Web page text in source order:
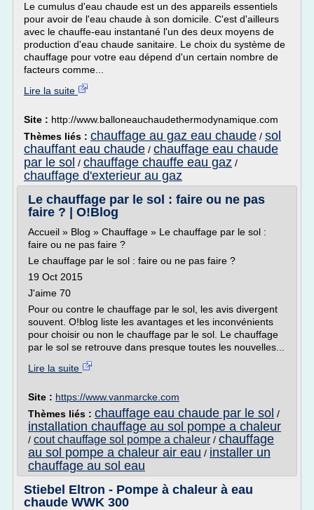
Le cumulus d'eau chaude est un des appareils essentiels
pour avoir de l'eau chaude à son domicile. C'est d'ailleurs
avec le chauffe-eau instantané l'un des deux moyens de
production d'eau chaude sanitaire. Le choix du système de
chauffage pour votre eau dépend d'un certain nombre de
facteurs comme...
Lire la suite
Site : http://www.balloneauchaudethermodynamique.com
Thèmes liés : chauffage au gaz eau chaude / sol
chauffant eau chaude / chauffage eau chaude
par le sol / chauffage chauffe eau gaz /
chauffage d'exterieur au gaz
Le chauffage par le sol : faire ou ne pas
faire ? | O!Blog
Accueil » Blog » Chauffage » Le chauffage par le sol :
faire ou ne pas faire ?
Le chauffage par le sol : faire ou ne pas faire ?
19 Oct 2015
J'aime 70
Pour ou contre le chauffage par le sol, les avis divergent
souvent. O!blog liste les avantages et les inconvénients
pour choisir ou non le chauffage par le sol. Le chauffage
par le sol se retrouve dans presque toutes les nouvelles...
Lire la suite
Site : https://www.vanmarcke.com
Thèmes liés : chauffage eau chaude par le sol /
installation chauffage au sol pompe a chaleur
/ cout chauffage sol pompe a chaleur / chauffage
au sol pompe a chaleur air eau / installer un
chauffage au sol eau
Stiebel Eltron - Pompe à chaleur à eau
chaude WWK 300